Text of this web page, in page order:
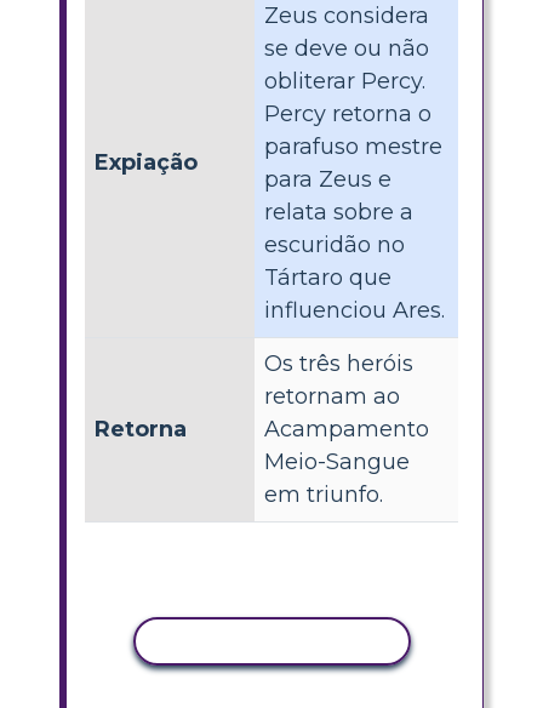
Expiação
Zeus considera
se deve ou não
obliterar Percy.
Percy retorna o
parafuso mestre
para Zeus e
relata sobre a
escuridão no
Tártaro que
influenciou Ares.
Retorna
Os três heróis
retornam ao
Acampamento
Meio-Sangue
em triunfo.